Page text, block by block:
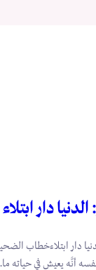
دار ابتلاء
دار ابتلاءخطاب
أنَّه يعيش في حياته